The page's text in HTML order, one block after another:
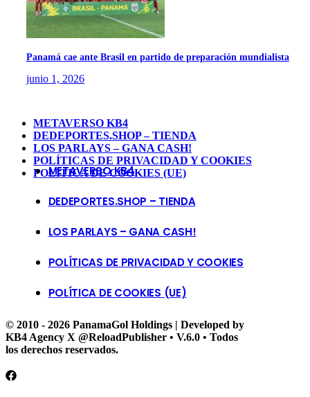
Panamá cae ante Brasil en partido de preparación mundialista
junio 1, 2026
METAVERSO KB4
DEDEPORTES.SHOP – TIENDA
LOS PARLAYS – GANA CASH!
POLÍTICAS DE PRIVACIDAD Y COOKIES
POLÍTICA DE COOKIES (UE)
METAVERSO KB4
DEDEPORTES.SHOP – TIENDA
LOS PARLAYS – GANA CASH!
POLÍTICAS DE PRIVACIDAD Y COOKIES
POLÍTICA DE COOKIES (UE)
© 2010 - 2026 PanamaGol Holdings | Developed by
KB4 Agency X @ReloadPublisher • V.6.0 • Todos
los derechos reservados.